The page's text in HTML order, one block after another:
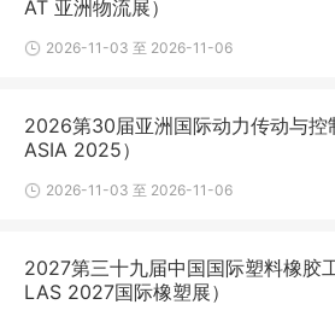
AT 亚洲物流展）
2026-11-03 至 2026-11-06
2026第30届亚洲国际动力传动与控
ASIA 2025）
2026-11-03 至 2026-11-06
2027第三十九届中国国际塑料橡胶
LAS 2027国际橡塑展）